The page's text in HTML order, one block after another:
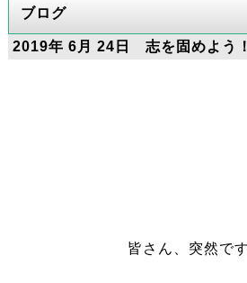
ブログ
2019年 6月 24日 志を固めよう
皆さん、突然で